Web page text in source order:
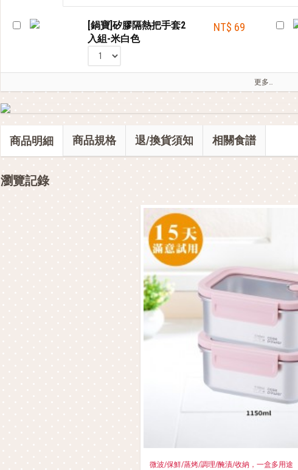
[鍋寶]矽膠隔熱把手套2
入組-米白色
NT$ 69
更多…
商品明細 商品規格 退/換貨須知 相關食譜
瀏覽記錄
微波/保鮮/蒸烤/調理/醃漬/收納，一盒多用途